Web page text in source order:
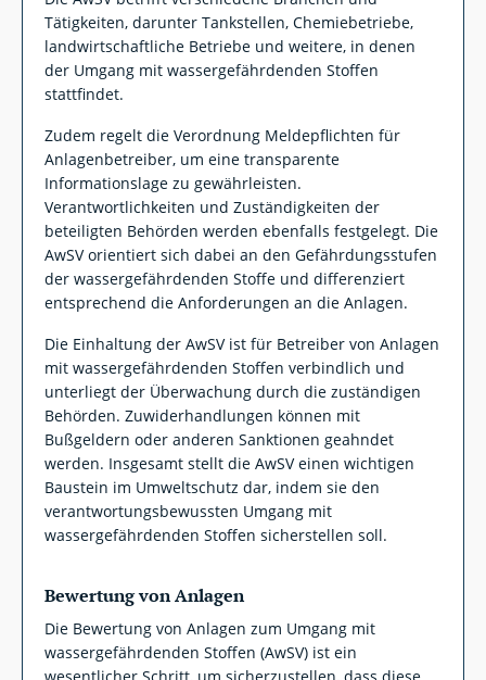
Tätigkeiten, darunter Tankstellen, Chemiebetriebe,
landwirtschaftliche Betriebe und weitere, in denen
der Umgang mit wassergefährdenden Stoffen
stattfindet.
Zudem regelt die Verordnung Meldepflichten für
Anlagenbetreiber, um eine transparente
Informationslage zu gewährleisten.
Verantwortlichkeiten und Zuständigkeiten der
beteiligten Behörden werden ebenfalls festgelegt. Die
AwSV orientiert sich dabei an den Gefährdungsstufen
der wassergefährdenden Stoffe und differenziert
entsprechend die Anforderungen an die Anlagen.
Die Einhaltung der AwSV ist für Betreiber von Anlagen
mit wassergefährdenden Stoffen verbindlich und
unterliegt der Überwachung durch die zuständigen
Behörden. Zuwiderhandlungen können mit
Bußgeldern oder anderen Sanktionen geahndet
werden. Insgesamt stellt die AwSV einen wichtigen
Baustein im Umweltschutz dar, indem sie den
verantwortungsbewussten Umgang mit
wassergefährdenden Stoffen sicherstellen soll.
Bewertung von Anlagen
Die Bewertung von Anlagen zum Umgang mit
wassergefährdenden Stoffen (AwSV) ist ein
wesentlicher Schritt, um sicherzustellen, dass diese